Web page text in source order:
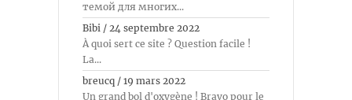
темой для многих...
Bibi / 24 septembre 2022
À quoi sert ce site ? Question facile !
La...
breucq / 19 mars 2022
Un grand bol d'oxygène ! Bravo pour le